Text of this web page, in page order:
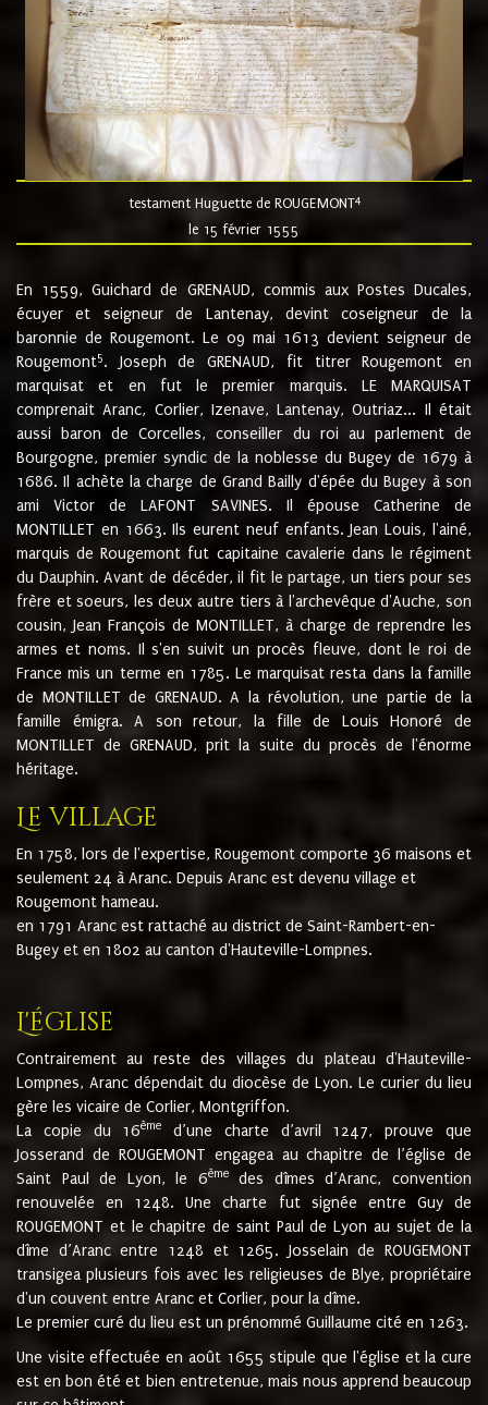
testament Huguette de ROUGEMONT4
le 15 février 1555
En 1559, Guichard de GRENAUD, commis aux Postes Ducales,
écuyer et seigneur de Lantenay, devint coseigneur de la
baronnie de Rougemont. Le 09 mai 1613 devient seigneur de
Rougemont5. Joseph de GRENAUD, fit titrer Rougemont en
marquisat et en fut le premier marquis. LE MARQUISAT
comprenait Aranc, Corlier, Izenave, Lantenay, Outriaz... Il était
aussi baron de Corcelles, conseiller du roi au parlement de
Bourgogne, premier syndic de la noblesse du Bugey de 1679 à
1686. Il achète la charge de Grand Bailly d'épée du Bugey à son
ami Victor de LAFONT SAVINES. Il épouse Catherine de
MONTILLET en 1663. Ils eurent neuf enfants. Jean Louis, l'ainé,
marquis de Rougemont fut capitaine cavalerie dans le régiment
du Dauphin. Avant de décéder, il fit le partage, un tiers pour ses
frère et soeurs, les deux autre tiers à l'archevêque d'Auche, son
cousin, Jean François de MONTILLET, à charge de reprendre les
armes et noms. Il s'en suivit un procès fleuve, dont le roi de
France mis un terme en 1785. Le marquisat resta dans la famille
de MONTILLET de GRENAUD. A la révolution, une partie de la
famille émigra. A son retour, la fille de Louis Honoré de
MONTILLET de GRENAUD, prit la suite du procès de l'énorme
héritage.
Le village
En 1758, lors de l'expertise, Rougemont comporte 36 maisons et
seulement 24 à Aranc. Depuis Aranc est devenu village et
Rougemont hameau.
en 1791 Aranc est rattaché au district de Saint-Rambert-en-
Bugey et en 1802 au canton d'Hauteville-Lompnes.
L'église
Contrairement au reste des villages du plateau d'Hauteville-
Lompnes, Aranc dépendait du diocèse de Lyon. Le curier du lieu
gère les vicaire de Corlier, Montgriffon.
La copie du 16ème
d’une charte d’avril 1247, prouve que
Josserand de ROUGEMONT engagea au chapitre de l’église de
Saint Paul de Lyon, le 6èmedes dîmes d’Aranc, convention
renouvelée en 1248. Une charte fut signée entre Guy de
ROUGEMONT et le chapitre de saint Paul de Lyon au sujet de la
dîme d’Aranc entre 1248 et 1265. Josselain de ROUGEMONT
transigea plusieurs fois avec les religieuses de Blye, propriétaire
d'un couvent entre Aranc et Corlier, pour la dîme.
Le premier curé du lieu est un prénommé Guillaume cité en 1263.
Une visite effectuée en août 1655 stipule que l'église et la cure
est en bon été et bien entretenue, mais nous apprend beaucoup